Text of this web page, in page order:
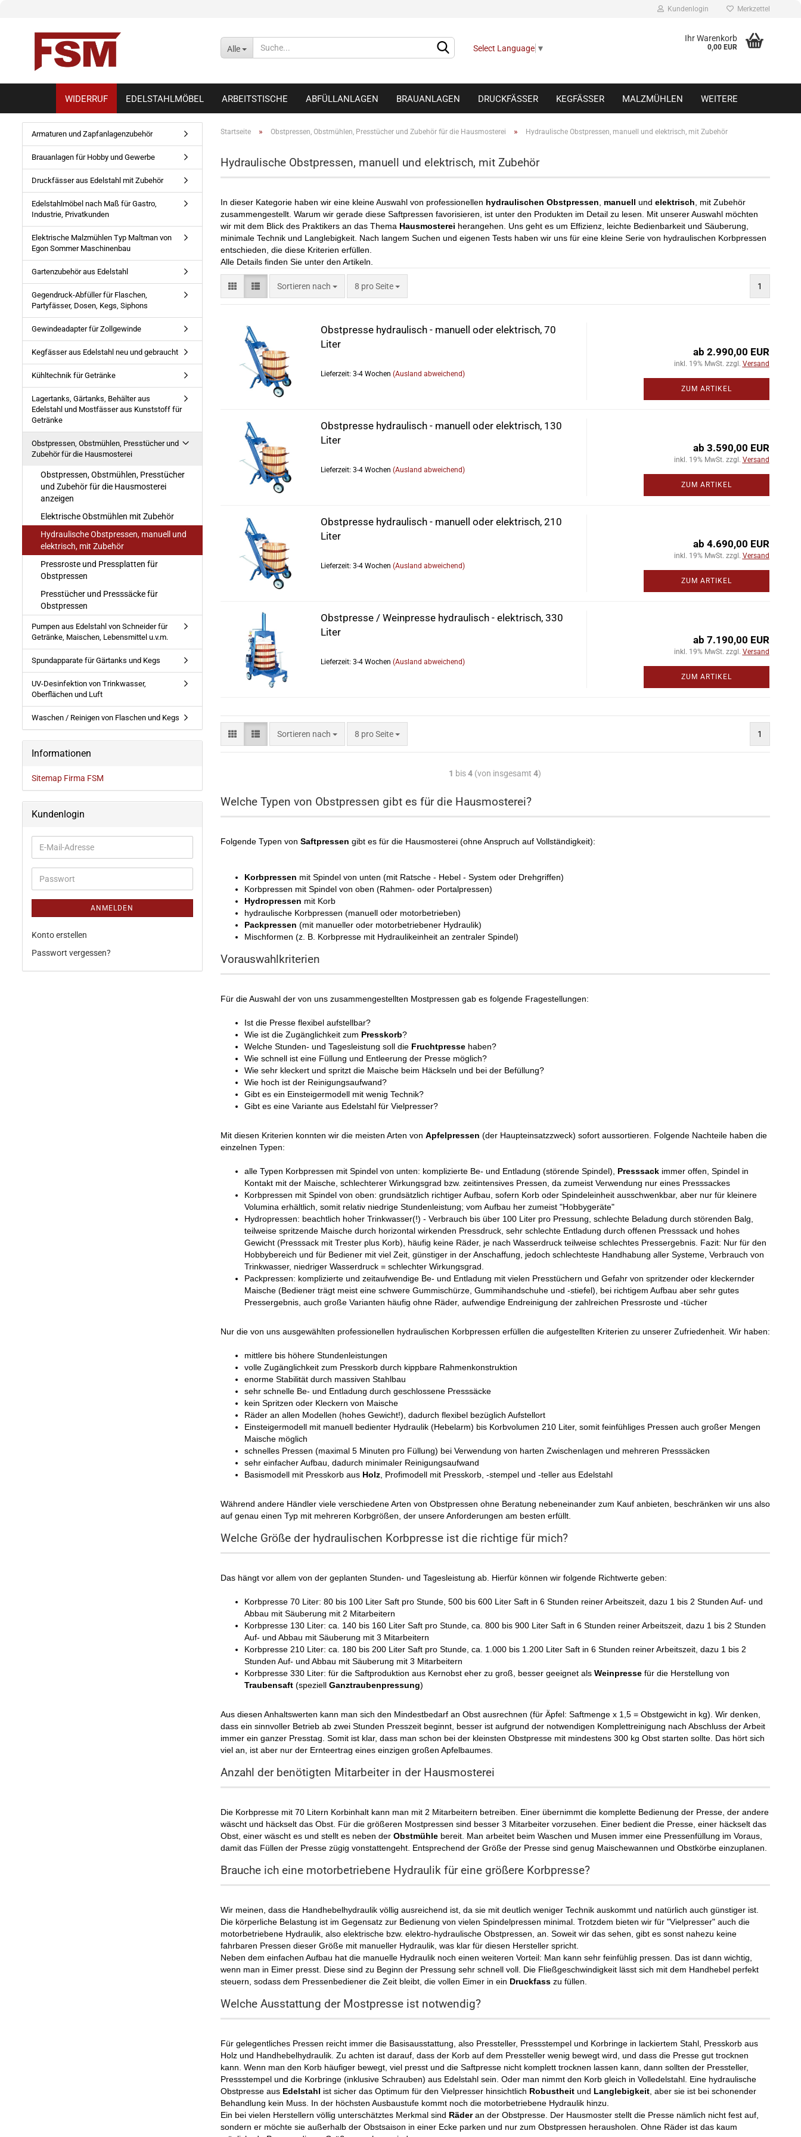
Kundenlogin
Konto erstellen
Merkzettel
Alle Select Language ▼
Ihr Warenkorb
0,00 EUR
WIDERRUF EDELSTAHLMÖBEL ARBEITSTISCHE ABFÜLLANLAGEN BRAUANLAGEN DRUCKFÄSSER KEGFÄSSER MALZMÜHLEN WEITERE
Startseite » Obstpressen, Obstmühlen, Presstücher und Zubehör für die Hausmosterei » Hydraulische Obstpressen, manuell und elektrisch, mit Zubehör
Hydraulische Obstpressen, manuell und elektrisch, mit Zubehör
In dieser Kategorie haben wir eine kleine Auswahl von professionellen hydraulischen Obstpressen manuell und elektrisch , mit Zubehör
zusammengestellt. Warum wir gerade diese Saftpressen favorisieren, ist unter den Produkten im Detail zu lesen. Mit unserer Auswahl möchten
wir mit dem Blick des Praktikers an das Thema Hausmosterei herangehen. Uns geht es um Effizienz, leichte Bedienbarkeit und Säuberung,
minimale Technik und Langlebigkeit. Nach langem Suchen und eigenen Tests haben wir uns für eine kleine Serie von hydraulischen Korbpressen
entschieden, die diese Kriterien erfüllen.
Alle Details finden Sie unter den Artikeln.
Sortieren nach 8 pro Seite 1
Obstpresse hydraulisch - manuell oder elektrisch, 70
Liter
Lieferzeit: 3-4 Wochen (Ausland abweichend)
ab 2.990,00 EUR
inkl. 19% MwSt. zzgl. Versand
ZUM ARTIKEL
Obstpresse hydraulisch - manuell oder elektrisch, 130
Liter
Lieferzeit: 3-4 Wochen (Ausland abweichend)
ab 3.590,00 EUR
inkl. 19% MwSt. zzgl. Versand
ZUM ARTIKEL
Obstpresse hydraulisch - manuell oder elektrisch, 210
Liter
Lieferzeit: 3-4 Wochen (Ausland abweichend)
ab 4.690,00 EUR
inkl. 19% MwSt. zzgl. Versand
ZUM ARTIKEL
Obstpresse / Weinpresse hydraulisch - elektrisch, 330
Liter
Lieferzeit: 3-4 Wochen (Ausland abweichend)
ab 7.190,00 EUR
inkl. 19% MwSt. zzgl. Versand
ZUM ARTIKEL
Sortieren nach 8 pro Seite 1
1 bis4 (von insgesamt4)
Welche Typen von Obstpressen gibt es für die Hausmosterei?
Folgende Typen von Saftpressen gibt es für die Hausmosterei (ohne Anspruch auf Vollständigkeit):
Korbpressen mit Spindel von unten (mit Ratsche - Hebel - System oder Drehgriffen)
Korbpressen mit Spindel von oben (Rahmen- oder Portalpressen)
Hydropressen mit Korb
hydraulische Korbpressen (manuell oder motorbetrieben)
Packpressen (mit manueller oder motorbetriebener Hydraulik)
Mischformen (z. B. Korbpresse mit Hydraulikeinheit an zentraler Spindel)
Vorauswahlkriterien
Für die Auswahl der von uns zusammengestellten Mostpressen gab es folgende Fragestellungen:
Ist die Presse flexibel aufstellbar?
Wie ist die Zugänglichkeit zum Presskorb?
Welche Stunden- und Tagesleistung soll die Fruchtpressehaben?
Wie schnell ist eine Füllung und Entleerung der Presse möglich?
Wie sehr kleckert und spritzt die Maische beim Häckseln und bei der Befüllung?
Wie hoch ist der Reinigungsaufwand?
Gibt es ein Einsteigermodell mit wenig Technik?
Gibt es eine Variante aus Edelstahl für Vielpresser?
Mit diesen Kriterien konnten wir die meisten Arten von Apfelpressen (der Haupteinsatzzweck) sofort aussortieren. Folgende Nachteile haben die
einzelnen Typen:
alle Typen Korbpressen mit Spindel von unten: komplizierte Be- und Entladung (störende Spindel), Presssackimmer offen, Spindel in
Kontakt mit der Maische, schlechterer Wirkungsgrad bzw. zeitintensives Pressen, da zumeist Verwendung nur eines Presssackes
Korbpressen mit Spindel von oben: grundsätzlich richtiger Aufbau, sofern Korb oder Spindeleinheit ausschwenkbar, aber nur für kleinere
Volumina erhältlich, somit relativ niedrige Stundenleistung; vom Aufbau her zumeist "Hobbygeräte"
Hydropressen: beachtlich hoher Trinkwasser(!) - Verbrauch bis über 100 Liter pro Pressung, schlechte Beladung durch störenden Balg,
teilweise spritzende Maische durch horizontal wirkenden Pressdruck, sehr schlechte Entladung durch offenen Presssack und hohes
Gewicht (Presssack mit Trester plus Korb), häufig keine Räder, je nach Wasserdruck teilweise schlechtes Pressergebnis. Fazit: Nur für den
Hobbybereich und für Bediener mit viel Zeit, günstiger in der Anschaffung, jedoch schlechteste Handhabung aller Systeme, Verbrauch von
Trinkwasser, niedriger Wasserdruck = schlechter Wirkungsgrad.
Packpressen: komplizierte und zeitaufwendige Be- und Entladung mit vielen Presstüchern und Gefahr von spritzender oder kleckernder
Maische (Bediener trägt meist eine schwere Gummischürze, Gummihandschuhe und -stiefel), bei richtigem Aufbau aber sehr gutes
Pressergebnis, auch große Varianten häufig ohne Räder, aufwendige Endreinigung der zahlreichen Pressroste und -tücher
Nur die von uns ausgewählten professionellen hydraulischen Korbpressen erfüllen die aufgestellten Kriterien zu unserer Zufriedenheit. Wir haben:
mittlere bis höhere Stundenleistungen
volle Zugänglichkeit zum Presskorb durch kippbare Rahmenkonstruktion
enorme Stabilität durch massiven Stahlbau
sehr schnelle Be- und Entladung durch geschlossene Presssäcke
kein Spritzen oder Kleckern von Maische
Räder an allen Modellen (hohes Gewicht!), dadurch flexibel bezüglich Aufstellort
Einsteigermodell mit manuell bedienter Hydraulik (Hebelarm) bis Korbvolumen 210 Liter, somit feinfühliges Pressen auch großer Mengen
Maische möglich
schnelles Pressen (maximal 5 Minuten pro Füllung) bei Verwendung von harten Zwischenlagen und mehreren Presssäcken
sehr einfacher Aufbau, dadurch minimaler Reinigungsaufwand
Basismodell mit Presskorb aus Holz, Profimodell mit Presskorb, -stempel und -teller aus Edelstahl
Während andere Händler viele verschiedene Arten von Obstpressen ohne Beratung nebeneinander zum Kauf anbieten, beschränken wir uns also
auf genau einen Typ mit mehreren Korbgrößen, der unsere Anforderungen am besten erfüllt.
Welche Größe der hydraulischen Korbpresse ist die richtige für mich?
Das hängt vor allem von der geplanten Stunden- und Tagesleistung ab. Hierfür können wir folgende Richtwerte geben:
Korbpresse 70 Liter: 80 bis 100 Liter Saft pro Stunde, 500 bis 600 Liter Saft in 6 Stunden reiner Arbeitszeit, dazu 1 bis 2 Stunden Auf- und
Abbau mit Säuberung mit 2 Mitarbeitern
Korbpresse 130 Liter: ca. 140 bis 160 Liter Saft pro Stunde, ca. 800 bis 900 Liter Saft in 6 Stunden reiner Arbeitszeit, dazu 1 bis 2 Stunden
Auf- und Abbau mit Säuberung mit 3 Mitarbeitern
Korbpresse 210 Liter: ca. 180 bis 200 Liter Saft pro Stunde, ca. 1.000 bis 1.200 Liter Saft in 6 Stunden reiner Arbeitszeit, dazu 1 bis 2
Stunden Auf- und Abbau mit Säuberung mit 3 Mitarbeitern
Korbpresse 330 Liter: für die Saftproduktion aus Kernobst eher zu groß, besser geeignet als Weinpressefür die Herstellung von
Traubensaft(speziell Ganztraubenpressung)
Aus diesen Anhaltswerten kann man sich den Mindestbedarf an Obst ausrechnen (für Äpfel: Saftmenge x 1,5 = Obstgewicht in kg). Wir denken,
dass ein sinnvoller Betrieb ab zwei Stunden Presszeit beginnt, besser ist aufgrund der notwendigen Komplettreinigung nach Abschluss der Arbeit
immer ein ganzer Presstag. Somit ist klar, dass man schon bei der kleinsten Obstpresse mit mindestens 300 kg Obst starten sollte. Das hört sich
viel an, ist aber nur der Ernteertrag eines einzigen großen Apfelbaumes.
Anzahl der benötigten Mitarbeiter in der Hausmosterei
Die Korbpresse mit 70 Litern Korbinhalt kann man mit 2 Mitarbeitern betreiben. Einer übernimmt die komplette Bedienung der Presse, der andere
wäscht und häckselt das Obst. Für die größeren Mostpressen sind besser 3 Mitarbeiter vorzusehen. Einer bedient die Presse, einer häckselt das
Obst, einer wäscht es und stellt es neben der Obstmühlebereit. Man arbeitet beim Waschen und Musen immer eine Pressenfüllung im Voraus,
damit das Füllen der Presse zügig vonstattengeht. Entsprechend der Größe der Presse sind genug Maischewannen und Obstkörbe einzuplanen.
Brauche ich eine motorbetriebene Hydraulik für eine größere Korbpresse?
Wir meinen, dass die Handhebelhydraulik völlig ausreichend ist, da sie mit deutlich weniger Technik auskommt und natürlich auch günstiger ist.
Die körperliche Belastung ist im Gegensatz zur Bedienung von vielen Spindelpressen minimal. Trotzdem bieten wir für "Vielpresser" auch die
motorbetriebene Hydraulik, also elektrische bzw. elektro-hydraulische Obstpressen, an. Soweit wir das sehen, gibt es sonst nahezu keine
fahrbaren Pressen dieser Größe mit manueller Hydraulik, was klar für diesen Hersteller spricht.
Neben dem einfachen Aufbau hat die manuelle Hydraulik noch einen weiteren Vorteil: Man kann sehr feinfühlig pressen. Das ist dann wichtig,
wenn man in Eimer presst. Diese sind zu Beginn der Pressung sehr schnell voll. Die Fließgeschwindigkeit lässt sich mit dem Handhebel perfekt
steuern, sodass dem Pressenbediener die Zeit bleibt, die vollen Eimer in ein Druckfasszu füllen.
Welche Ausstattung der Mostpresse ist notwendig?
Für gelegentliches Pressen reicht immer die Basisausstattung, also Pressteller, Pressstempel und Korbringe in lackiertem Stahl, Presskorb aus
Holz und Handhebelhydraulik. Zu achten ist darauf, dass der Korb auf dem Pressteller wenig bewegt wird, und dass die Presse gut trocknen
kann. Wenn man den Korb häufiger bewegt, viel presst und die Saftpresse nicht komplett trocknen lassen kann, dann sollten der Pressteller,
Pressstempel und die Korbringe (inklusive Schrauben) aus Edelstahl sein. Oder man nimmt den Korb gleich in Volledelstahl. Eine hydraulische
Obstpresse aus Edelstahl ist sicher das Optimum für den Vielpresser hinsichtlich Robustheitund Langlebigkeit, aber sie ist bei schonender
Behandlung kein Muss. In der höchsten Ausbaustufe kommt noch die motorbetriebene Hydraulik hinzu.
Ein bei vielen Herstellern völlig unterschätztes Merkmal sind Räderan der Obstpresse. Der Hausmoster stellt die Presse nämlich nicht fest auf,
sondern er möchte sie außerhalb der Obstsaison in einer Ecke parken und nur zum Obstpressen herausholen. Ohne Räder ist das kaum
Armaturen und Zapfanlagenzubehör
Brauanlagen für Hobby und Gewerbe
Druckfässer aus Edelstahl mit Zubehör
Edelstahlmöbel nach Maß für Gastro,
Industrie, Privatkunden
Elektrische Malzmühlen Typ Maltman von
Egon Sommer Maschinenbau
Gartenzubehör aus Edelstahl
Gegendruck-Abfüller für Flaschen,
Partyfässer, Dosen, Kegs, Siphons
Gewindeadapter für Zollgewinde
Kegfässer aus Edelstahl neu und gebraucht
Kühltechnik für Getränke
Lagertanks, Gärtanks, Behälter aus
Edelstahl und Mostfässer aus Kunststoff für
Getränke
Obstpressen, Obstmühlen, Presstücher und
Zubehör für die Hausmosterei
Obstpressen, Obstmühlen, Presstücher
und Zubehör für die Hausmosterei
anzeigen
Elektrische Obstmühlen mit Zubehör
Hydraulische Obstpressen, manuell und
elektrisch, mit Zubehör
Pressroste und Pressplatten für
Obstpressen
Presstücher und Presssäcke für
Obstpressen
Pumpen aus Edelstahl von Schneider für
Getränke, Maischen, Lebensmittel u.v.m.
Spundapparate für Gärtanks und Kegs
UV-Desinfektion von Trinkwasser,
Oberflächen und Luft
Waschen / Reinigen von Flaschen und Kegs
Informationen
Sitemap Firma FSM
Kundenlogin
ANMELDEN
Konto erstellen
Passwort vergessen?